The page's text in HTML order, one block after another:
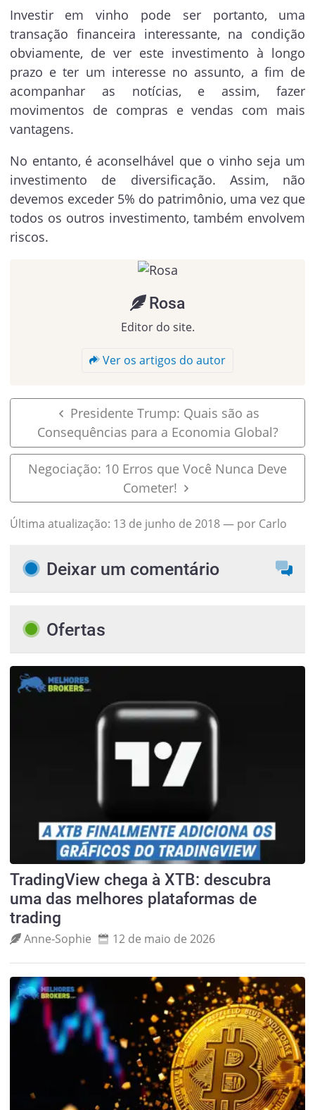
Investir em vinho pode ser portanto, uma
transação financeira interessante, na condição
obviamente, de ver este investimento à longo
prazo e ter um interesse no assunto, a fim de
acompanhar as notícias, e assim, fazer
movimentos de compras e vendas com mais
vantagens.
No entanto, é aconselhável que o vinho seja um
investimento de diversificação. Assim, não
devemos exceder 5% do patrimônio, uma vez que
todos os outros investimento, também envolvem
riscos.
Rosa
Editor do site.
Ver os artigos do autor
Presidente Trump: Quais são as
Consequências para a Economia Global?
Negociação: 10 Erros que Você Nunca Deve
Cometer!
Última atualização: 13 de junho de 2018— por Carlo
Deixar um comentário
Ofertas
TradingView chega à XTB: descubra
uma das melhores plataformas de
trading
Anne‑Sophie 12 de maio de 2026